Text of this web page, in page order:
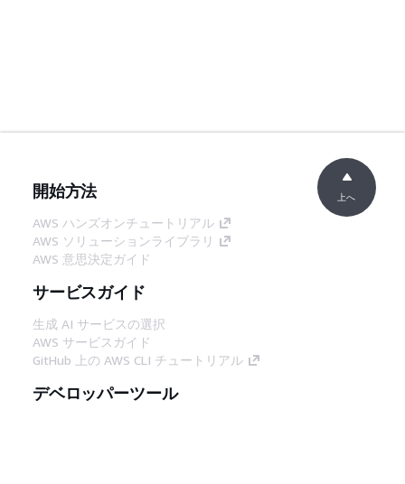
開始方法
AWS ハンズオンチュートリアル
AWS ソリューションライブラリ
AWS 意思決定ガイド
サービスガイド
生成 AI サービスの選択
AWS サービスガイド
GitHub 上の AWS CLI チュートリアル
デベロッパーツール
上へ